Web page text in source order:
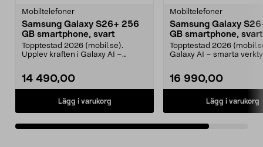
Mobiltelefoner
Samsung Galaxy S26+ 256
GB smartphone, svart
Topptestad 2026 (mobil.se).
Upplev kraften i Galaxy AI –
14 490,00
Lägg i varukorg
Mobiltelefoner
Samsung Galaxy
GB smartphone, svart
Topptestad 2026
Galaxy AI – smarta
16 990,00
Lägg i varukorg